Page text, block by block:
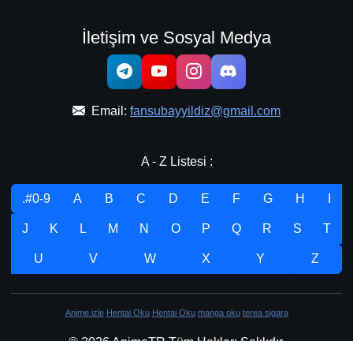
İletişim ve Sosyal Medya
Email: fansubayyildiz@gmail.com
A - Z Listesi :
.#0-9 A B C D E F G H
J K L M N O P Q R S T
U V W X Y Z
Anime izle Hentai Oku Hentai Oku manga oku terea sigara